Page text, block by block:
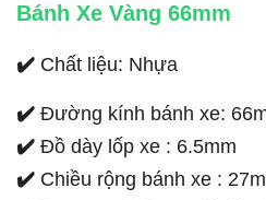
Bánh Xe Vàng 66mm
✔️ Chất liệu: Nhựa
✔️ Đường kính bánh xe:
✔️ Đồ dày lốp xe : 6.5mm
✔️ Chiều rộng bánh xe :